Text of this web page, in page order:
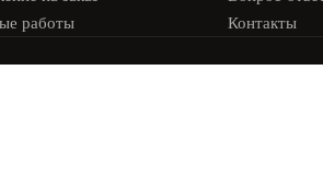
работы
Контакты